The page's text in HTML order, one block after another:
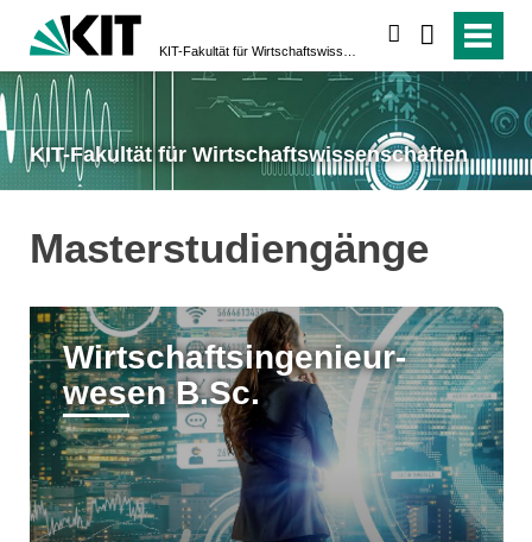
KIT-Fakultät für Wirtschaftswissen­schaften
Masterstudiengänge
Wirtschafts­ingenieur­
wesen B.Sc.